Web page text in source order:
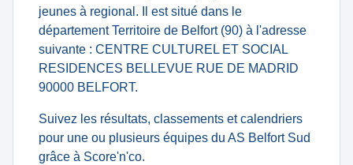
jeunes à regional. Il est situé dans le
département Territoire de Belfort (90) à l'adresse
suivante : CENTRE CULTUREL ET SOCIAL
RESIDENCES BELLEVUE RUE DE MADRID
90000 BELFORT.
Suivez les résultats, classements et calendriers
pour une ou plusieurs équipes du AS Belfort Sud
grâce à Score'n'co.